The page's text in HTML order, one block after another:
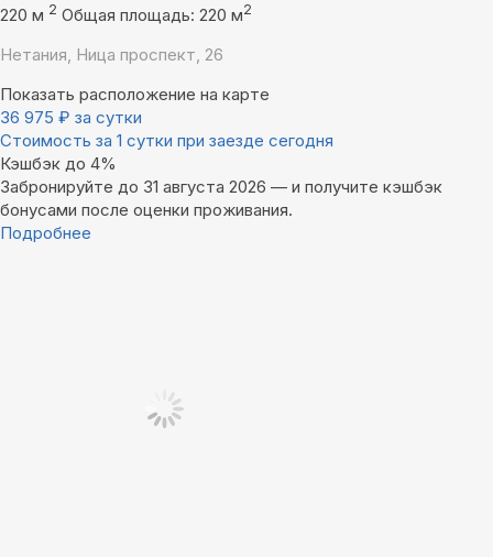
220 м 2 Общая площадь: 220 м2
Нетания, Ница проспект, 26
Показать расположение на карте
36 975 ₽ за сутки
Стоимость за 1 сутки при заезде сегодня
Кэшбэк до 4%
Забронируйте до 31 августа 2026 — и получите кэшбэк
бонусами после оценки проживания.
Подробнее